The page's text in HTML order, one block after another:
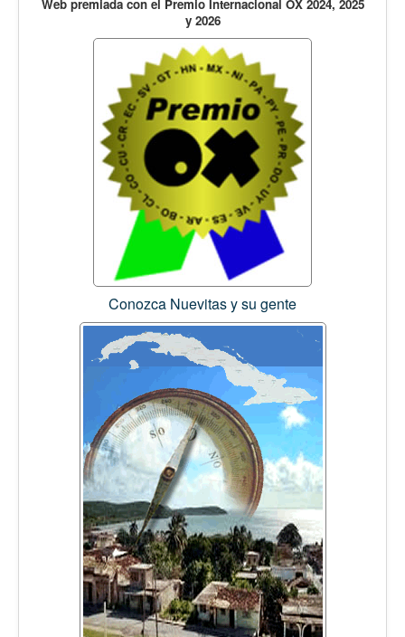
Web premiada con el Premio Internacional OX 2024, 2025
y 2026
Conozca Nuevitas y su gente